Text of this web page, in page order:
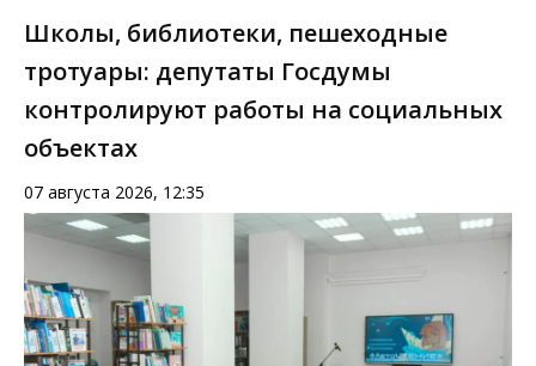
Школы, библиотеки, пешеходные
тротуары: депутаты Госдумы
контролируют работы на социальных
объектах
07 августа 2026, 12:35